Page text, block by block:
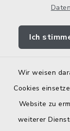
Ich
Wir weisen
Cookies
Website zu
weiterer